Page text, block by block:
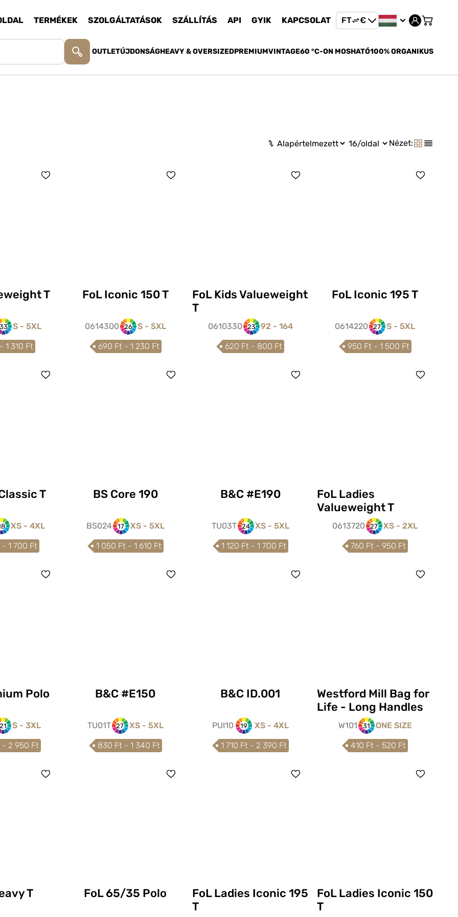
TERMÉKEK SZOLGÁLTATÁSOK SZÁLLÍTÁS API GYIK KAPCSOLAT FT €
OUTLETÚJDONSÁGHEAVY & OVERSIZEDPREMIUMVINTAGE60 °C-ON MOSHATÓ100% ORGANIKUS
Nézet:
T
S - 5XL
1 310 Ft
FoL Iconic 150 T
0614300 26 S - 5XL
690 Ft - 1 230 Ft
FoL Kids Valueweight
T
0610330 23 92 - 164
620 Ft - 800 Ft
FoL Iconic 195 T
0614220 27 S - 5XL
950 Ft - 1 500 Ft
T
XS - 4XL
- 1 700 Ft
BS Core 190
BS024 17 XS - 5XL
1 050 Ft - 1 610 Ft
B&C #E190
TU03T 24 XS - 5XL
1 120 Ft - 1 700 Ft
FoL Ladies
Valueweight T
0613720 27 XS - 2XL
760 Ft - 950 Ft
Polo
S - 3XL
- 2 950 Ft
B&C #E150
TU01T 27 XS - 5XL
830 Ft - 1 340 Ft
B&C ID.001
PUI10 19 XS - 4XL
1 710 Ft - 2 390 Ft
Westford Mill Bag for
Life - Long Handles
W101 31 ONE SIZE
410 Ft - 520 Ft
T FoL 65/35 Polo
FoL Ladies Iconic 195
T
FoL Ladies Iconic 150
T